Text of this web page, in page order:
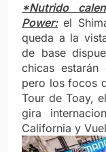
*Nutrido
Power:el
queda a la
de base
chicas estarán
pero los focos
Tour de Toay,
gira
California y